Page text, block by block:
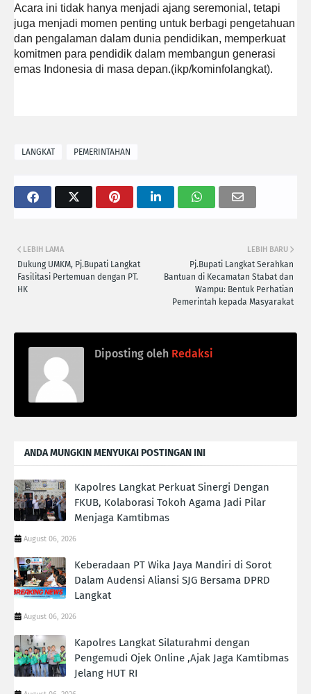
Acara ini tidak hanya menjadi ajang seremonial, tetapi
juga menjadi momen penting untuk berbagi pengetahuan
dan pengalaman dalam dunia pendidikan, memperkuat
komitmen para pendidik dalam membangun generasi
emas Indonesia di masa depan.(ikp/kominfolangkat).
LANGKAT PEMERINTAHAN
LEBIH BARU
Pj.Bupati Langkat Serahkan
Bantuan di Kecamatan Stabat dan
Wampu: Bentuk Perhatian
Pemerintah kepada Masyarakat
LEBIH LAMA
Dukung UMKM, Pj.Bupati Langkat
Fasilitasi Pertemuan dengan PT.
HK
Diposting oleh Redaksi
ANDA MUNGKIN MENYUKAI POSTINGAN INI
Kapolres Langkat Perkuat Sinergi Dengan
FKUB, Kolaborasi Tokoh Agama Jadi Pilar
Menjaga Kamtibmas
August 06, 2026
Keberadaan PT Wika Jaya Mandiri di Sorot
Dalam Audensi Aliansi SJG Bersama DPRD
Langkat
August 06, 2026
Kapolres Langkat Silaturahmi dengan
Pengemudi Ojek Online ,Ajak Jaga Kamtibmas
Jelang HUT RI